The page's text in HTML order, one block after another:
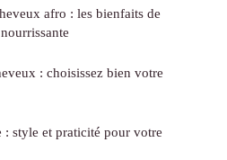
afro : les bienfaits de
: choisissez bien votre
: style et praticité pour votre